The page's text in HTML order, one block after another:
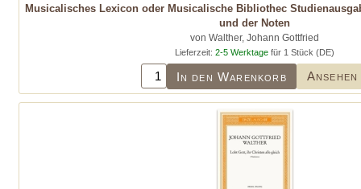
Musicalisches Lexicon oder Musicalische Bibliothec
und der Noten
von Walther, Johann Gottfried
Lieferzeit: 2-5 Werktage für 1 Stück (DE)
In den Warenkorb Ansehen